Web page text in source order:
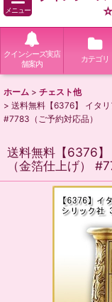
メニュー
☆
クインシーズ実店
舗案内
カテゴリ
ホーム > チェスト他
> 送料無料【6376】 イタリ
#7783（ご予約対応品）
送料無料【6376】
（金箔仕上げ）